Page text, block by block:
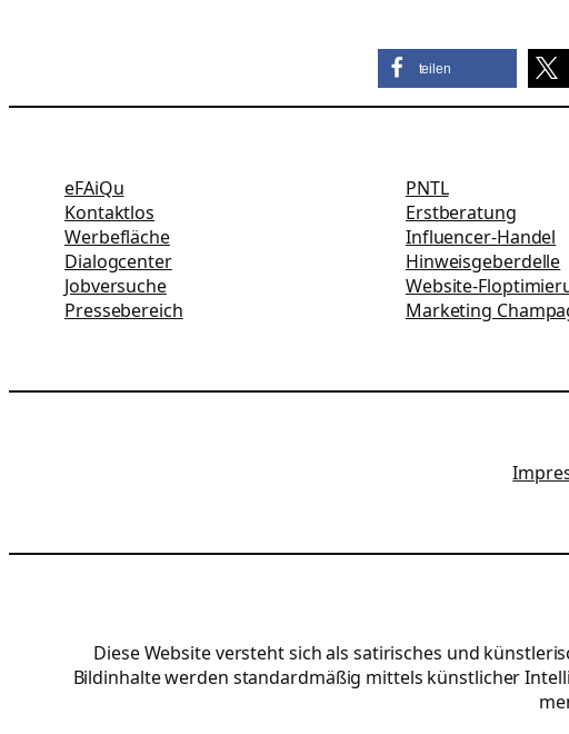
teilen
eFAiQu
Kontaktlos
Werbefläche
Dialogcenter
Jobversuche
Pressebereich
PNTL
Erstberatung
Influencer-Handel
Hinweisgeberdelle
Website-
Marketing
Diese Website versteht sich als satirisches und
Bildinhalte werden standardmäßig mittels künstlicher